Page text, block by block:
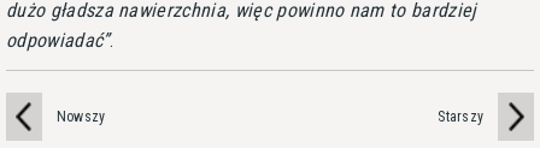
dużo gładsza nawierzchnia, więc powinno nam to bardziej
odpowiadać .
Nowszy Starszy